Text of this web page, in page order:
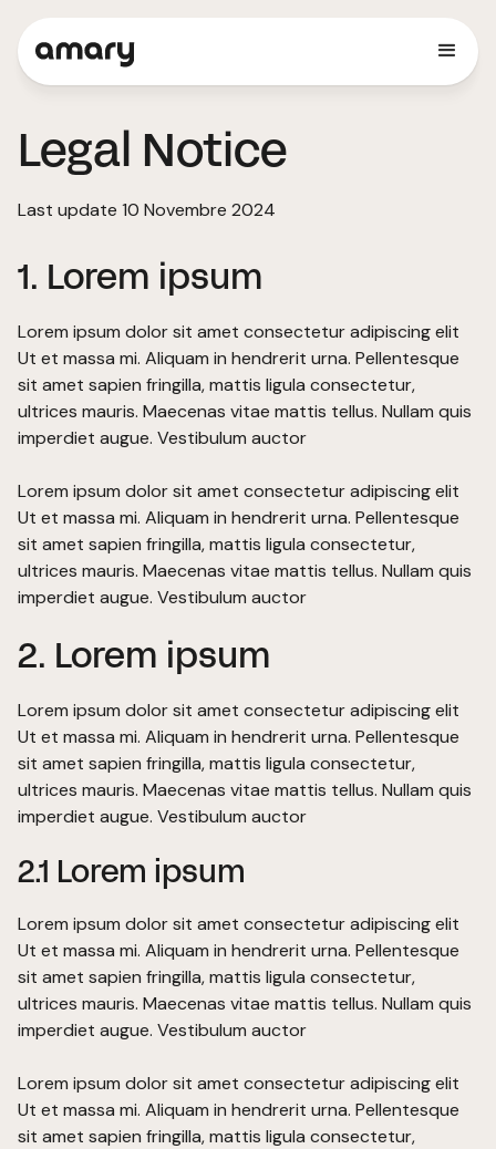
Legal Notice
Last update 10 Novembre 2024
1. Lorem ipsum
Lorem ipsum dolor sit amet consectetur adipiscing elit
Ut et massa mi. Aliquam in hendrerit urna. Pellentesque
sit amet sapien fringilla, mattis ligula consectetur,
ultrices mauris. Maecenas vitae mattis tellus. Nullam quis
imperdiet augue. Vestibulum auctor
Lorem ipsum dolor sit amet consectetur adipiscing elit
Ut et massa mi. Aliquam in hendrerit urna. Pellentesque
sit amet sapien fringilla, mattis ligula consectetur,
ultrices mauris. Maecenas vitae mattis tellus. Nullam quis
imperdiet augue. Vestibulum auctor
2. Lorem ipsum
Lorem ipsum dolor sit amet consectetur adipiscing elit
Ut et massa mi. Aliquam in hendrerit urna. Pellentesque
sit amet sapien fringilla, mattis ligula consectetur,
ultrices mauris. Maecenas vitae mattis tellus. Nullam quis
imperdiet augue. Vestibulum auctor
2.1 Lorem ipsum
Lorem ipsum dolor sit amet consectetur adipiscing elit
Ut et massa mi. Aliquam in hendrerit urna. Pellentesque
sit amet sapien fringilla, mattis ligula consectetur,
ultrices mauris. Maecenas vitae mattis tellus. Nullam quis
imperdiet augue. Vestibulum auctor
Lorem ipsum dolor sit amet consectetur adipiscing elit
Ut et massa mi. Aliquam in hendrerit urna. Pellentesque
sit amet sapien fringilla, mattis ligula consectetur,